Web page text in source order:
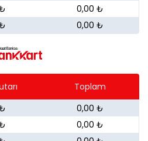
0,00 ₺
0,00 ₺
Toplam
0,00 ₺
0,00 ₺